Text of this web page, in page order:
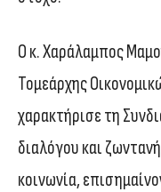
Ο κ. Χαράλαμπος
Τομεάρχης
χαρακτήρισε τη
διαλόγου και
κοινωνία,